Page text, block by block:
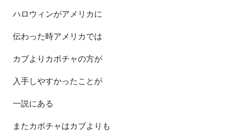
ハロウィンがアメリカに
伝わった時アメリカでは
カブよりカボチャの方が
入手しやすかったことが
一説にある
またカボチャはカブよりも